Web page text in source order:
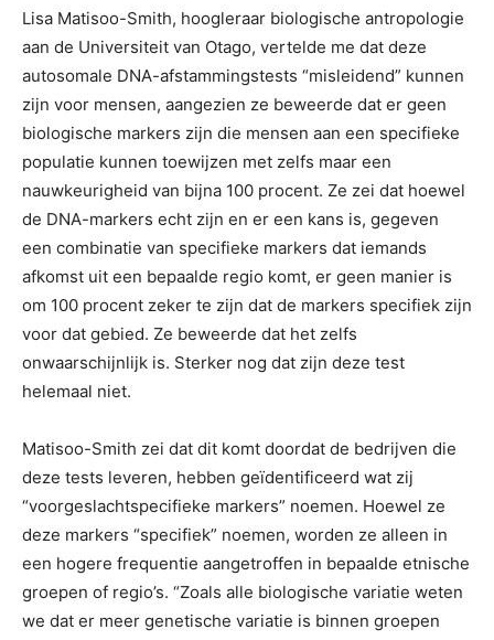
Lisa Matisoo-Smith, hoogleraar biologische antropologie
aan de Universiteit van Otago, vertelde me dat deze
autosomale DNA-afstammingstests “misleidend” kunnen
zijn voor mensen, aangezien ze beweerde dat er geen
biologische markers zijn die mensen aan een specifieke
populatie kunnen toewijzen met zelfs maar een
nauwkeurigheid van bijna 100 procent. Ze zei dat hoewel
de DNA-markers echt zijn en er een kans is, gegeven
een combinatie van specifieke markers dat iemands
afkomst uit een bepaalde regio komt, er geen manier is
om 100 procent zeker te zijn dat de markers specifiek zijn
voor dat gebied. Ze beweerde dat het zelfs
onwaarschijnlijk is. Sterker nog dat zijn deze test
helemaal niet.
Matisoo-Smith zei dat dit komt doordat de bedrijven die
deze tests leveren, hebben geïdentificeerd wat zij
“voorgeslachtspecifieke markers” noemen. Hoewel ze
deze markers “specifiek” noemen, worden ze alleen in
een hogere frequentie aangetroffen in bepaalde etnische
groepen of regio’s. “Zoals alle biologische variatie weten
we dat er meer genetische variatie is binnen groepen